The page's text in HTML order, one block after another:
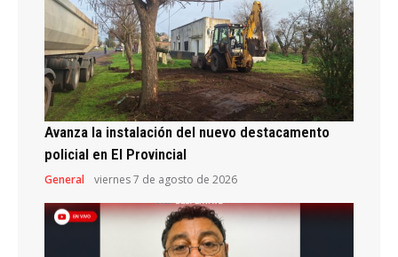
Avanza la instalación del nuevo destacamento
policial en El Provincial
General viernes 7 de agosto de 2026